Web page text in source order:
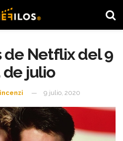
de Netflix del 9
de julio
9 julio, 2020